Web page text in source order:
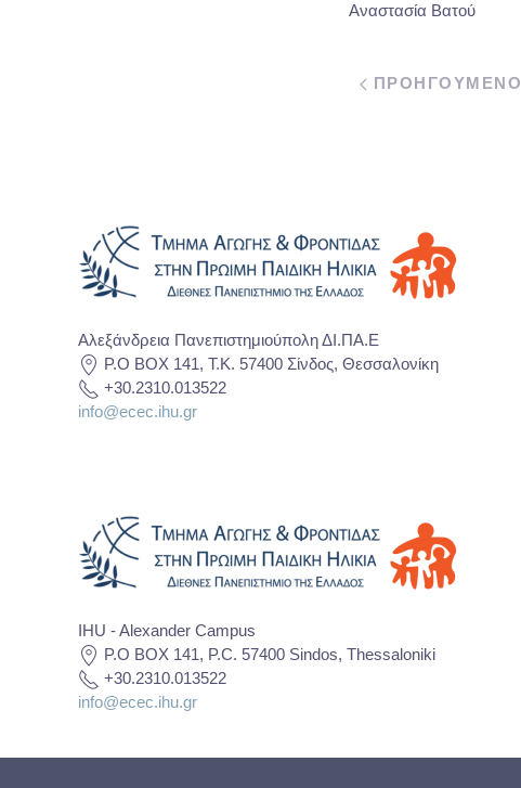
Αναστασία Βατού
ΠΡΟΗΓΟΥΜΕΝΟ
Αλεξάνδρεια Πανεπιστημιούπολη ΔΙ.ΠΑ.Ε
P.O BOX 141, T.K. 57400 Σίνδος, Θεσσαλονίκη
+30.2310.013522
info@ecec.ihu.gr
IHU - Alexander Campus
P.O BOX 141, P.C. 57400 Sindos, Thessaloniki
+30.2310.013522
info@ecec.ihu.gr